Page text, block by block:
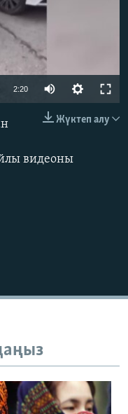
available
2:20
480p
Жүктеп алу
видеоны